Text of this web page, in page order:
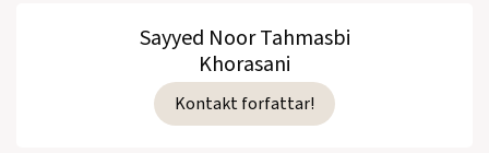
Sayyed Noor Tahmasbi
Khorasani
Kontakt forfattar!